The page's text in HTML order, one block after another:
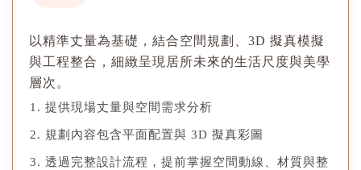
以精準丈量為基礎，結合空間規劃、3D 擬真模擬
與工程整合，細緻呈現居所未來的生活尺度與美學
層次。
提供現場丈量與空間需求分析
規劃內容包含平面配置與 3D 擬真彩圖
透過完整設計流程，提前掌握空間動線、材質與整